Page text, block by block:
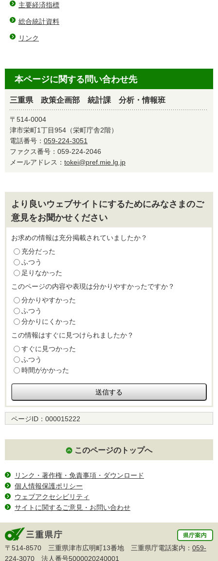
主要経済指標
総合統計資料
リンク
本ページに関する問い合わせ先
三重県 政策企画部 統計課 分析・情報班
〒514-0004
津市栄町1丁目954（栄町庁舎2階）
電話番号： 059-224-3051
ファクス番号：059-224-2046
メールアドレス： tokei@pref.mie.lg.jp
より良いウェブサイトにするためにみなさまのご
意見をお聞かせください
お求めの情報は充分掲載されていましたか？
充分だった
ふつう
足りなかった
このページの内容や表現は分かりやすかったですか？
分かりやすかった
ふつう
分かりにくかった
この情報はすぐに見つけられましたか？
すぐに見つかった
ふつう
時間がかかった
ページID： 000015222
このページのトップへ
リンク・著作権・免責事項・ダウンロード
個人情報保護ポリシー
ウェブアクセシビリティ
サイトに関するご意見・お問い合わせ
〒514-8570 三重県津市広明町13番地 三重県庁電話案内： 059-
224-3070 法人番号5000020240001